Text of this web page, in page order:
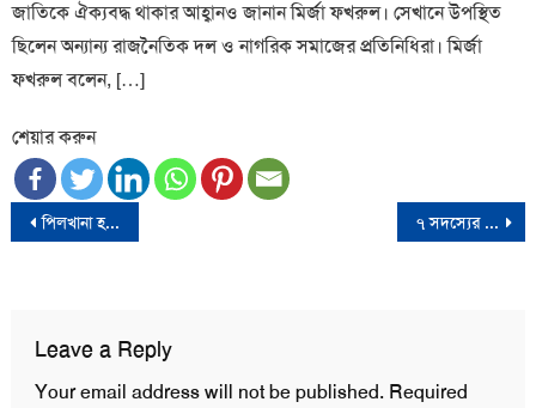
জাতিকে ঐক্যবদ্ধ থাকার আহ্বানও জানান মির্জা ফখরুল। সেখানে উপস্থিত
ছিলেন অন্যান্য রাজনৈতিক দল ও নাগরিক সমাজের প্রতিনিধিরা। মির্জা
ফখরুল বলেন, […]
শেয়ার করুন
Post
পিলখানা হত্যাকান্ডে নিজের নাম জড়ানোয় সোহেল তাজের প্রতিবাদ ৭ সদস্যের প্রতিনিধি দল নিয়ে জাতিসংঘে যাচ্ছেন ড. ইউনূস
Leave a Reply
Your email address will not be published. Required